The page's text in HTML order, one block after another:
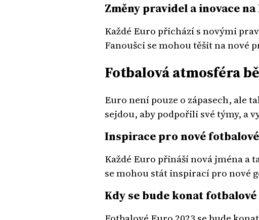
Změny pravidel a inovace na
Každé Euro přichází s novými
Fanoušci se mohou těšit na nové
Fotbalová atmosféra
Euro není pouze o zápasech, ale
sejdou, aby podpořili své týmy, a
Inspirace pro nové
Každé Euro přináší nová jména a
se mohou stát inspirací pro nové
Kdy se bude konat fotbalové